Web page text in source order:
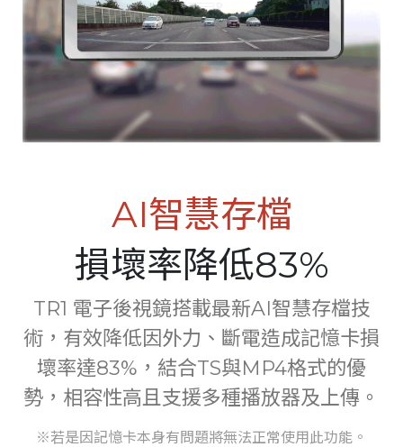
AI智慧存檔
損壞率降低83%
TR1 電子後視鏡搭載最新AI智慧存檔技
術，有效降低因外力、斷電造成記憶卡損
壞率達83%，結合TS與MP4格式的優
勢，相容性高且支援多種播放器及上傳。
※若是因記憶卡本身有問題將無法正常使用此功能。